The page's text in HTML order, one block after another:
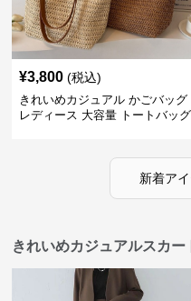
¥3,800 (税込)
きれいめカジュアル かごバッグ
レディース 大容量 トートバッグ
新着ア
きれいめカジュアルスカ